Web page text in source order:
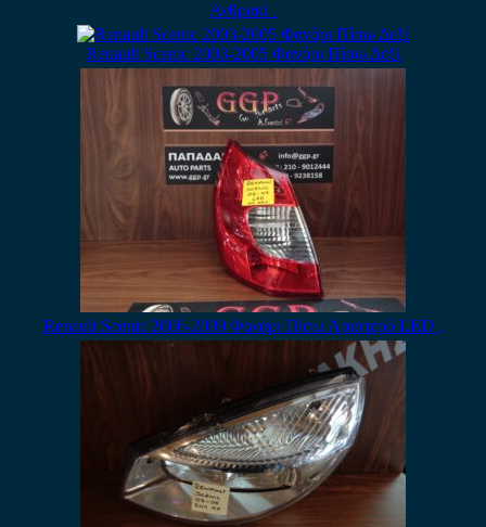
Ανθρακί .
Renault Scenic 2003-2005 Φανάρι Πίσω Δεξί
Renault Scenic 2006-2009 Φανάρι Πίσω Αριστερό LED ,